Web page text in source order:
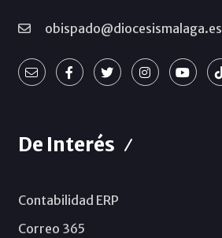
obispado@diocesismalaga.es
De Interés
Contabilidad ERP
Correo 365